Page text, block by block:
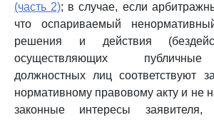
(часть 2); в случае, если
что оспариваемый
решения и действия
осуществляющих
должностных лиц соответствуют
нормативному правовому акту и не
законные интересы заявителя,